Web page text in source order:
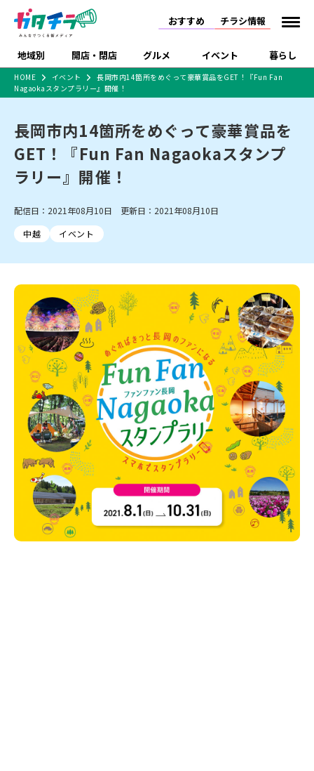
おすすめ チラシ情報
地域別 開店・閉店 グルメ イベント 暮らし
新潟市 下越
中越
佐渡
新潟市中央区 新潟市東区 新潟市西区
新潟市北区
新潟市南区
新潟市江南区 新潟市秋葉区
新潟市西蒲区
村上・関川
新発田・聖籠
胎内・粟島
三条・加茂・田上
五泉・阿賀野・阿賀
燕・弥彦
長岡・見附
小千谷・十日町・津南
魚沼・南魚沼・湯沢
柏崎・刈羽・出雲崎
上越・妙高・糸魚川
開店 閉店
リニューアル・移転
新潟市・開店
新潟市・閉店
長岡市・開店
長岡市・閉店
上越市・開店
ラーメン・開店
ラーメン 現地レポート
和食
スイーツ
ご当地グルメ 食べ歩き テイクアウト
季節・期間限定
カフェ
居酒屋・バー
パスタ
パン・ベーカリー
タレカツ・豚カツ
デカ盛り・大盛り
旨辛・激辛
定食・町定食 海鮮・鮨
そば・うどん
日本酒・新潟清酒
ワイン・クラフトビール
ケーキ・パフェ
ビアガーデン・暑気払い
忘新年会・歓送迎会
体験・販売 祭り・伝統行事
趣味・展示会
スポーツ
セミナー・講演会 子ども向け 花火大会
入場無料
住宅展示場
完成見学会 学生スポーツ アルビレックス
施設・ショップ
住宅メーカー・工務
店
食品メーカー・県産
習い事・塾 アパレル・雑貨
観光スポット
温泉・入浴 ホテル 旅館
水族館
リラクゼーション・整体
スキー場
リユース・買取
病院・クリニック
イオンモール
ラブラ万代・ラブラ2
ビルボードプレイスBP
ピア万代
リバーサイド千秋
パティオPATIO
特売セール インタビュー
特集・まとめ記事
セツコママ ランキング 新潟人
キャンペーン
開店まとめ
閉店まとめ
食品スーパー・コンビ
ショッピングモール・
大型施設
ドラッグストア・ホーム
センター
ファッション 生活サービス
新車・中古車・カー用品
旅行・レジャー
冠婚葬祭
習い事・塾 通販・EC イベント
求人
官公庁・自治体
新潟市 チラシ
長岡・見附 チラシ
上越・妙高・糸魚川 チラシ
注目 チラシ
週末セール
火曜セール
オープン・リニューアルセール
周年祭・感謝祭セール
年末・初売りセール
HOME イベント
長岡市内14箇所をめぐって豪華賞品をGET！『Fun Fan
Nagaokaスタンプラリー』開催！
長岡市内14箇所をめぐって豪華賞品を
GET！『Fun Fan Nagaokaスタンプ
ラリー』開催！
配信日：2021年08月10日 更新日：2021年08月10日
中越
イベント